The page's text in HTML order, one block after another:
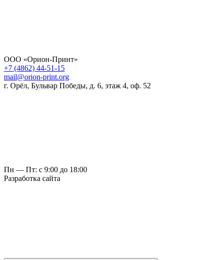
ООО «Орион-Принт»
+7 (4862) 44-51-15
mail@orion-print.org
г. Орёл, Бульвар Победы, д. 6, этаж 4, оф. 52
Пн — Пт: с 9:00 до 18:00
Разработка сайта